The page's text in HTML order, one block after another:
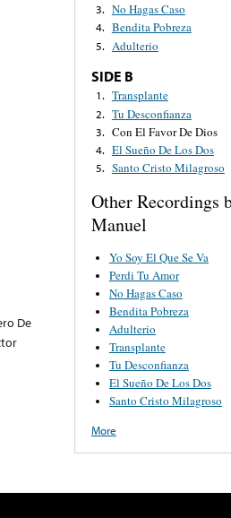
De
3. No Hagas Caso
4. Bendita Pobreza
5. Adulterio
SIDE B
1. Transplante
2. Tu Desconfianza
3. Con El Favor De Dios
4. El Sueño De Los Dos
5. Santo Cristo Milagroso
Other Recordings
Manuel
Yo Soy El Que Se Va
Perdi Tu Amor
No Hagas Caso
Bendita Pobreza
Adulterio
Transplante
Tu Desconfianza
El Sueño De Los Dos
Santo Cristo Milagroso
More